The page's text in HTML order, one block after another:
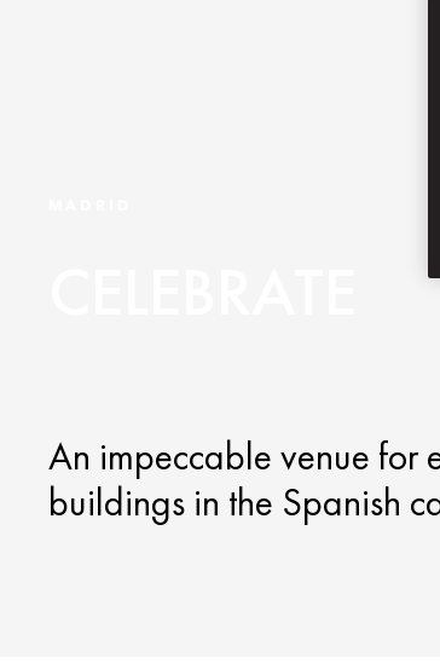
An impeccable venue for
buildings in the Spanish